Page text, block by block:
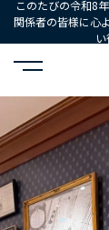
このたびの令和8
関係者の皆様に心
HOME コー